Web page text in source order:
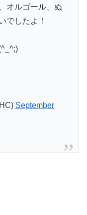
オルゴール、ぬ
でしたよ！
September